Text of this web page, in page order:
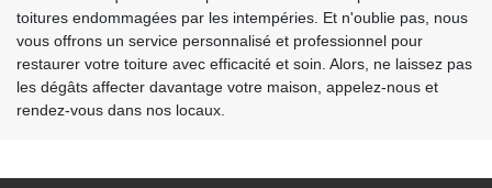
toitures endommagées par les intempéries. Et n'oublie pas, nous
vous offrons un service personnalisé et professionnel pour
restaurer votre toiture avec efficacité et soin. Alors, ne laissez pas
les dégâts affecter davantage votre maison, appelez-nous et
rendez-vous dans nos locaux.